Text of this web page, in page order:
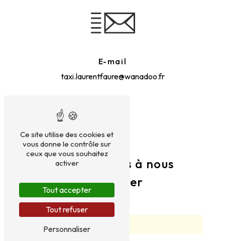
E-mail
taxi.laurentfaure@wanadoo.fr
N'hésitez pas à nous
contacter
Ce site utilise des cookies et
vous donne le contrôle sur
ceux que vous souhaitez
activer
Tout accepter
Tout refuser
Personnaliser